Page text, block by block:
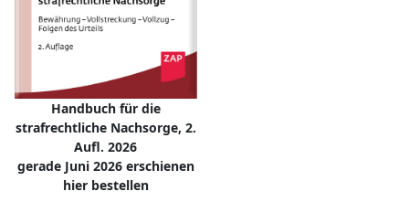
Handbuch für die
strafrechtliche Nachsorge, 2.
Aufl. 2026
gerade Juni 2026 erschienen
hier bestellen